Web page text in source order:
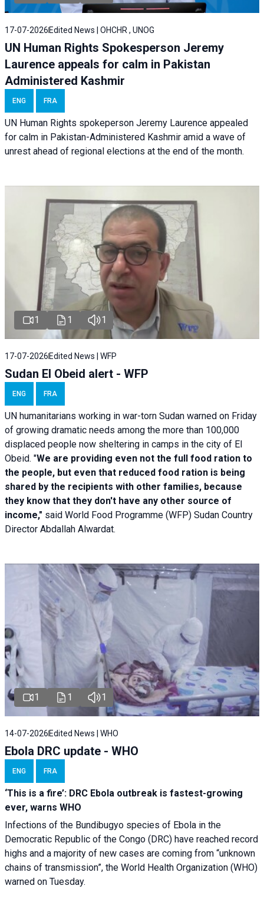
17-07-2026 Edited News | OHCHR , UNOG
UN Human Rights Spokesperson Jeremy
Laurence appeals for calm in Pakistan
Administered Kashmir
ENG FRA
UN Human Rights spokeperson Jeremy Laurence appealed
for calm in Pakistan-Administered Kashmir amid a wave of
unrest ahead of regional elections at the end of the month.
1 1 1
17-07-2026 Edited News | WFP
Sudan El Obeid alert - WFP
ENG FRA
UN humanitarians working in war-torn Sudan warned on Friday
of growing dramatic needs among the more than 100,000
displaced people now sheltering in camps in the city of El
Obeid. "We are providing even not the full food ration to
the people, but even that reduced food ration is being
shared by the recipients with other families, because
they know that they don't have any other source of
income," said World Food Programme (WFP) Sudan Country
Director Abdallah Alwardat.
1 1 1
14-07-2026 Edited News | WHO
Ebola DRC update - WHO
ENG FRA
‘This is a fire’: DRC Ebola outbreak is fastest-growing
ever, warns WHO
Infections of the Bundibugyo species of Ebola in the
Democratic Republic of the Congo (DRC) have reached record
highs and a majority of new cases are coming from “unknown
chains of transmission”, the World Health Organization (WHO)
warned on Tuesday.